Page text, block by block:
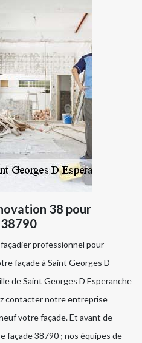
38 pour
professionnel pour
façade à Saint Georges D
de Saint Georges D Esperanche
contacter notre entreprise
votre façade. Et avant de
façade 38790 ; nos équipes de